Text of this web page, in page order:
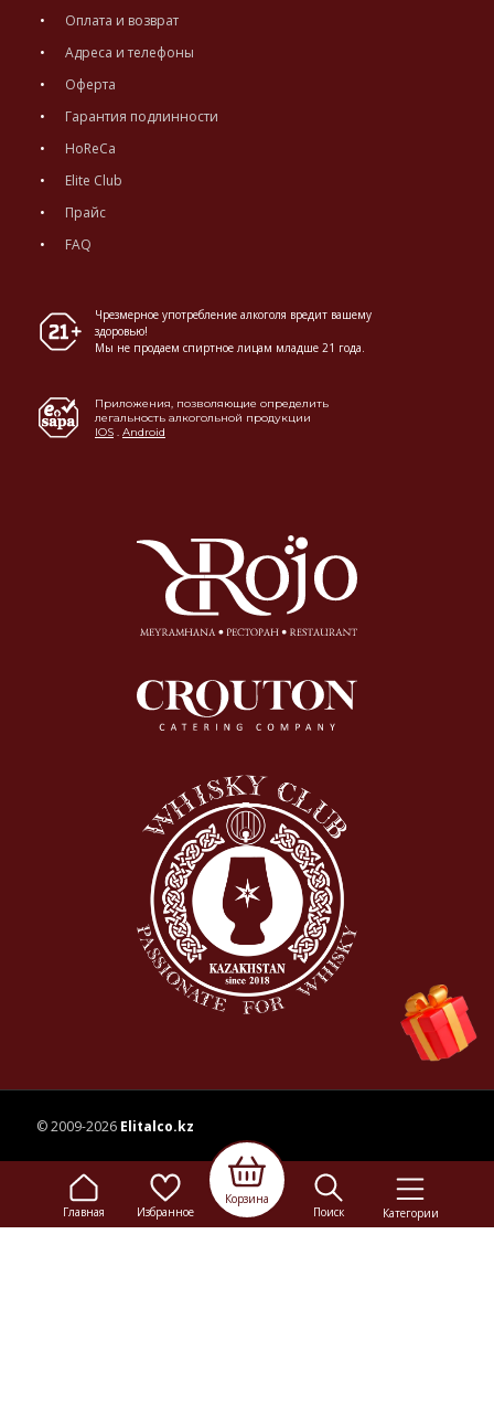
Главная Избранное
Корзина
Поиск
Категории
Оплата и возврат
Адреса и телефоны
Оферта
Гарантия подлинности
HoReCa
Elite Club
Прайс
FAQ
Чрезмерное употребление алкоголя вредит вашему
здоровью!
Мы не продаем спиртное лицам младше 21 года.
Приложения, позволяющие определить
легальность алкогольной продукции
IOS . Android
© 2009-2026 Elitalco.kz
Сайт носит информационный характер и не является
рекламой.
Сделка купли-продажи на основании публичной
оферты